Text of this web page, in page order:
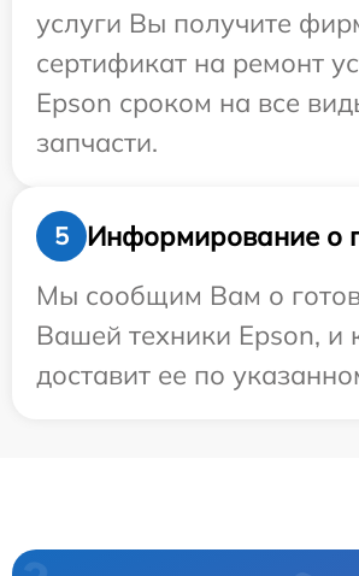
услуги Вы получите
сертификат на ремонт
Epson сроком на все
запчасти.
5
Информирование о
Мы сообщим Вам о
Вашей техники Epson, и
доставит ее по